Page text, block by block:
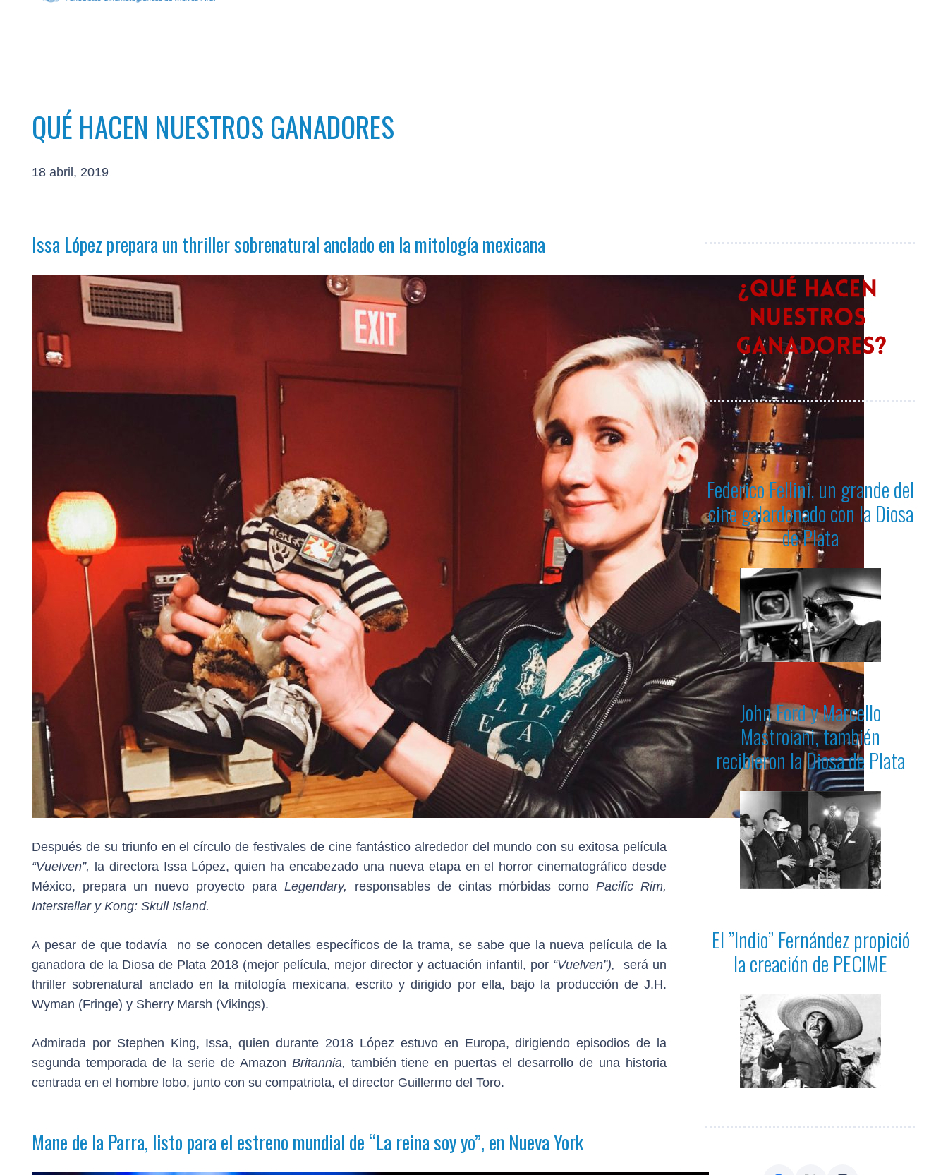
QUÉ HACEN NUESTROS GANADORES
18 abril, 2019
Issa López prepara un thriller sobrenatural anclado en la mitología mexicana
Después de su triunfo en el círculo de festivales de cine fantástico alrededor del mundo con su exitosa película
“Vuelven”, la directora Issa López, quien ha encabezado una nueva etapa en el horror cinematográfico desde
México, prepara un nuevo proyecto paraLegendary, responsables de cintas mórbidas como Pacific Rim,
Interstellar y Kong: Skull Island.
A pesar de que todavía no se conocen detalles específicos de la trama, se sabe que la nueva película de la
ganadora de la Diosa de Plata 2018 (mejor película, mejor director y actuación infantil, por “Vuelven”),
será un
thriller sobrenatural anclado en la mitología mexicana, escrito y dirigido por ella, bajo la producción de J.H.
Wyman (Fringe) y Sherry Marsh (Vikings).
Admirada por Stephen King, Issa, quien durante 2018 López estuvo en Europa, dirigiendo episodios de la
segunda temporada de la serie de Amazon Britannia, también tiene en puertas el desarrollo de una historia
centrada en el hombre lobo, junto con su compatriota, el director Guillermo del Toro.
Mane de la Parra, listo para el estreno mundial de “La reina soy yo”, en Nueva York
Federico Fellini, un grande del
cine galardonado con la Diosa
de Plata
John Ford y Marcello
Mastroiani, también
recibieron la Diosa de Plata
El ”Indio” Fernández propició
la creación de PECIME